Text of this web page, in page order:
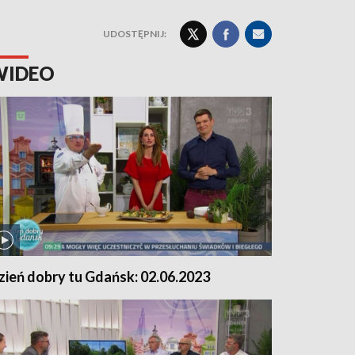
UDOSTĘPNIJ:
dobry tu Gdańsk: 02.06.2023